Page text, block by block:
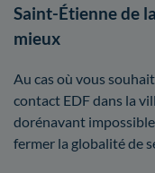
Saint-Étienne de
mieux
Au cas où vous
contact EDF dans la
dorénavant
fermer la globalité de